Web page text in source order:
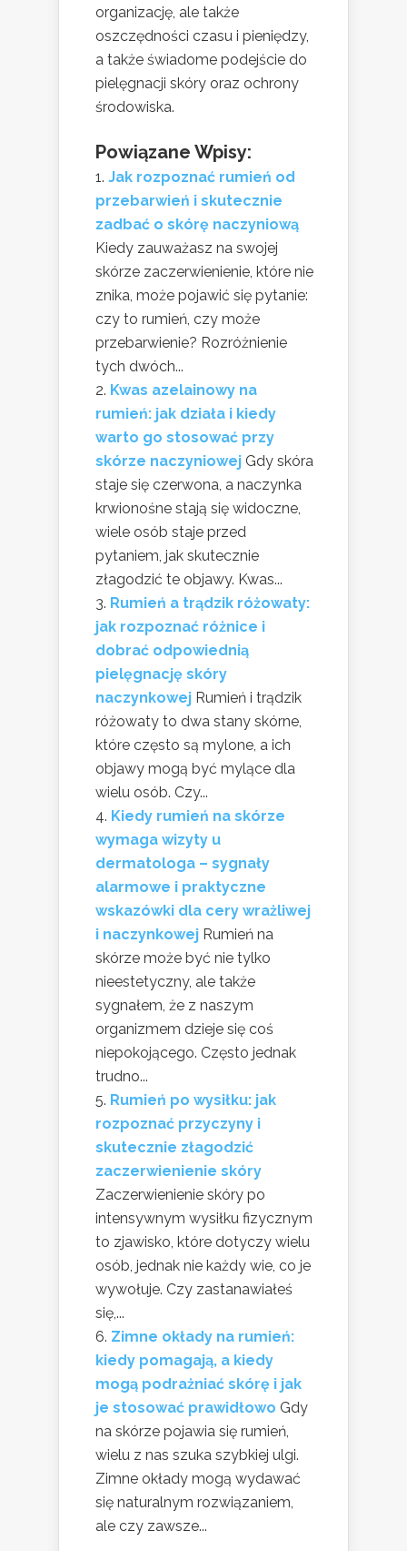
organizację, ale także
oszczędności czasu i pieniędzy,
a także świadome podejście do
pielęgnacji skóry oraz ochrony
środowiska.
Powiązane Wpisy:
Jak rozpoznać rumień od
przebarwień i skutecznie
zadbać o skórę naczyniową
Kiedy zauważasz na swojej
skórze zaczerwienienie, które nie
znika, może pojawić się pytanie:
czy to rumień, czy może
przebarwienie? Rozróżnienie
tych dwóch...
Kwas azelainowy na
rumień: jak działa i kiedy
warto go stosować przy
skórze naczyniowej Gdy skóra
staje się czerwona, a naczynka
krwionośne stają się widoczne,
wiele osób staje przed
pytaniem, jak skutecznie
złagodzić te objawy. Kwas...
Rumień a trądzik różowaty:
jak rozpoznać różnice i
dobrać odpowiednią
pielęgnację skóry
naczynkowej Rumień i trądzik
różowaty to dwa stany skórne,
które często są mylone, a ich
objawy mogą być mylące dla
wielu osób. Czy...
Kiedy rumień na skórze
wymaga wizyty u
dermatologa – sygnały
alarmowe i praktyczne
wskazówki dla cery wrażliwej
i naczynkowej Rumień na
skórze może być nie tylko
nieestetyczny, ale także
sygnałem, że z naszym
organizmem dzieje się coś
niepokojącego. Często jednak
trudno...
Rumień po wysiłku: jak
rozpoznać przyczyny i
skutecznie złagodzić
zaczerwienienie skóry
Zaczerwienienie skóry po
intensywnym wysiłku fizycznym
to zjawisko, które dotyczy wielu
osób, jednak nie każdy wie, co je
wywołuje. Czy zastanawiałeś
się,...
Zimne okłady na rumień:
kiedy pomagają, a kiedy
mogą podrażniać skórę i jak
je stosować prawidłowo Gdy
na skórze pojawia się rumień,
wielu z nas szuka szybkiej ulgi.
Zimne okłady mogą wydawać
się naturalnym rozwiązaniem,
ale czy zawsze...